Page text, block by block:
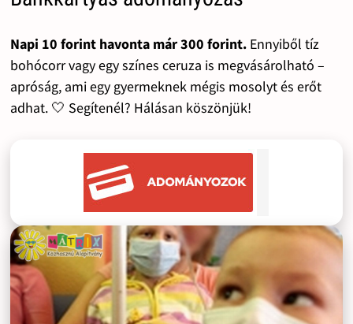
Napi 10 forint havonta már 300 forint.Ennyiből tíz
bohócorr vagy egy színes ceruza is megvásárolható –
apróság, ami egy gyermeknek mégis mosolyt és erőt
adhat. 🤍 Segítenél? Hálásan köszönjük!